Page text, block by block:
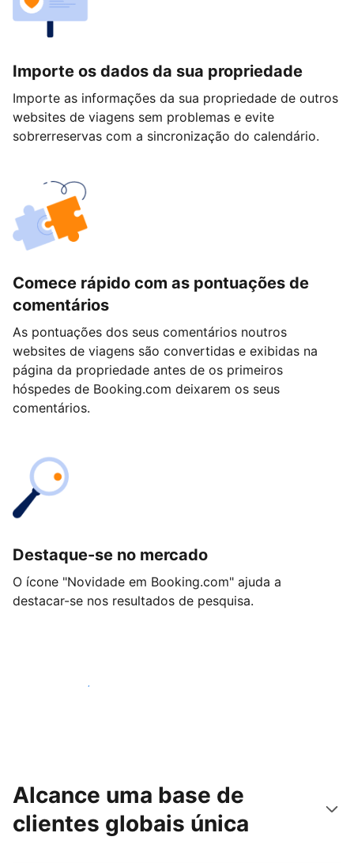
Importe os dados da sua propriedade
Importe as informações da sua propriedade de outros
websites de viagens sem problemas e evite
sobrerreservas com a sincronização do calendário.
Comece rápido com as pontuações de
comentários
As pontuações dos seus comentários noutros
websites de viagens são convertidas e exibidas na
página da propriedade antes de os primeiros
hóspedes de Booking.com deixarem os seus
comentários.
Destaque-se no mercado
O ícone "Novidade em Booking.com" ajuda a
destacar-se nos resultados de pesquisa.
Comece hoje mesmo
Alcance uma base de
clientes globais única